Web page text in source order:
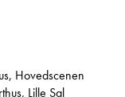
Hovedscenen
Lille Sal